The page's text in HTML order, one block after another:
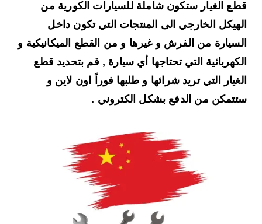
قطع الغيار ستكون شاملة للسيارات الكورية من
الهيكل الخارجي الى المنتجات التي تكون داخل
السيارة من الفرش و غيرها و من القطع الميكانيكية و
الكهربائية التي تحتاجها أي سيارة , قم بتحديد قطع
الغيار التي تريد شرائها و طلبها فوراً اون لاين و
ستتمكن من الدفع بشكل الكتروني .